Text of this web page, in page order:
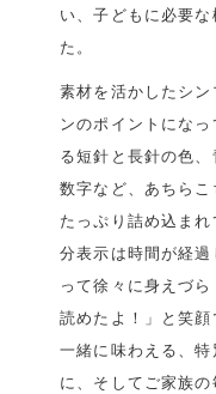
い、子どもに必要
た。
素材を活かしたシ
ンのポイントにな
る短針と長針の色
数字など、あちら
たっぷり詰め込まれ
分表示は時間が経
って徐々に身えづ
読めたよ！」と笑
一緒に味わえる、
に、そしてご家族の